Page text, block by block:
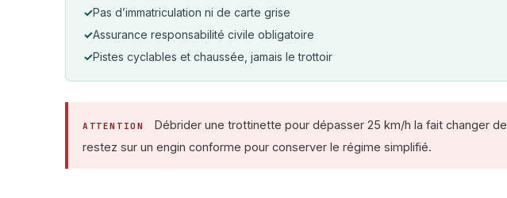
Pas d’immatriculation ni de carte grise
Assurance responsabilité civile obligatoire
Pistes cyclables et chaussée, jamais le trottoir
ATTENTION
Débrider une trottinette pour dépasser 25 km/h la fait changer
restez sur un engin conforme pour conserver le régime simplifié.